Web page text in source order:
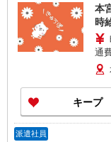
本
時
通
キープ
派遣社員